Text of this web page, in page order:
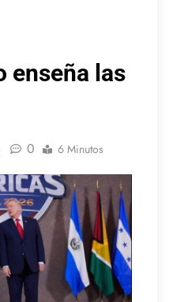
enseña las
0 6 Minutos